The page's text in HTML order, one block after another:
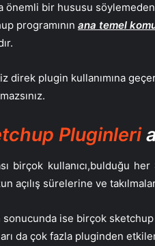
önemli bir hususu
programının ana temel
direk plugin kullanımına
Pluginleri
birçok kullanıcı,bulduğu
açılış sürelerine ve
sonucunda ise birçok
da çok fazla pluginden